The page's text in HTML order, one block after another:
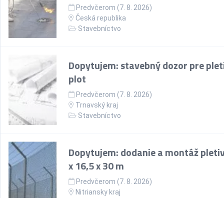
Predvčerom (7. 8. 2026)
Česká republika
Stavebníctvo
Dopytujem: stavebný dozor pre
plot
Predvčerom (7. 8. 2026)
Trnavský kraj
Stavebníctvo
Dopytujem: dodanie a montáž
x 16,5 x 30 m
Predvčerom (7. 8. 2026)
Nitriansky kraj